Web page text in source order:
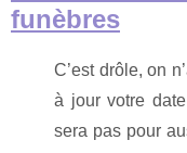
funèbres
C’est drôle, on
à jour votre
sera pas pour